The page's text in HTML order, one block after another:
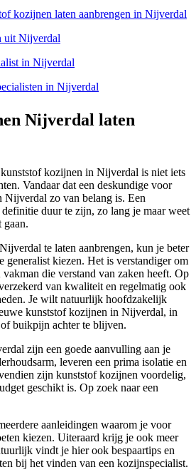
kozijnen laten aanbrengen in Nijverdal
uit Nijverdal
in Nijverdal
in Nijverdal
Nijverdal laten
kozijnen in Nijverdal is niet iets
Vandaar dat een deskundige voor
zo van belang is. Een
duur te zijn, zo lang je maar weet
gaan.
te laten aanbrengen, kun je beter
generalist kiezen. Het is verstandiger om
vakman die verstand van zaken heeft. Op
van kwaliteit en regelmatig ook
Je wilt natuurlijk hoofdzakelijk
kunststof kozijnen in Nijverdal, in
buikpijn achter te blijven.
zijn een goede aanvulling aan je
leveren een prima isolatie en
zijn kunststof kozijnen voordelig,
geschikt is. Op zoek naar een
aanleidingen waarom je voor
kiezen. Uiteraard krijg je ook meer
vindt je hier ook bespaartips en
bij het vinden van een kozijnspecialist.